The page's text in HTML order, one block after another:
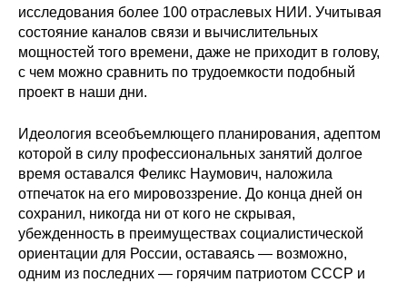
Российско-французский семинар
ЦДУ
Отрасли и регионы
Inforum
Ученый совет
Материалы
исследования более 100 отраслевых НИИ. Учитывая
состояние каналов связи и вычислительных
мощностей того времени, даже не приходит в голову,
с чем можно сравнить по трудоемкости подобный
проект в наши дни.
Идеология всеобъемлющего планирования, адептом
которой в силу профессиональных занятий долгое
время оставался Феликс Наумович, наложила
отпечаток на его мировоззрение. До конца дней он
сохранил, никогда ни от кого не скрывая,
убежденность в преимуществах социалистической
ориентации для России, оставаясь — возможно,
одним из последних — горячим патриотом СССР и